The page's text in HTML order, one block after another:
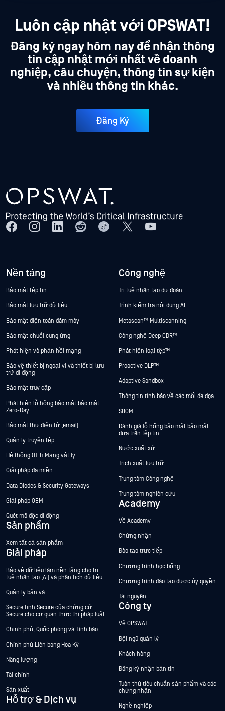
Luôn cập nhật với OPSWAT!
Đăng ký ngay hôm nay để nhận thông
tin cập nhật mới nhất về doanh
nghiệp, câu chuyện, thông tin sự kiện
và nhiều thông tin khác.
Đăng Ký
Nền tảng
Bảo mật tệp tin
Bảo mật lưu trữ dữ liệu
Bảo mật điện toán đám mây
Bảo mật chuỗi cung ứng
Phát hiện và phản hồi mạng
Bảo vệ thiết bị ngoại vi và thiết bị lưu
trữ di động
Bảo mật truy cập
Phát hiện lỗ hổng bảo mật bảo mật
Zero-Day
Bảo mật thư điện tử (email)
Quản lý truyền tệp
Hệ thống OT & Mạng vật lý
Giải pháp đa miền
Data Diodes & Security Gateways
Giải pháp OEM
Quét mã độc di động
Sản phẩm
Xem tất cả sản phẩm
Giải pháp
Bảo vệ dữ liệu làm nền tảng cho trí
tuệ nhân tạo (AI) và phân tích dữ liệu
Quản lý bản vá
Secure tính Secure của chứng cứ
Secure cho cơ quan thực thi pháp luật
Chính phủ, Quốc phòng và Tình báo
Chính phủ Liên bang Hoa Kỳ
Năng lượng
Tài chính
Sản xuất
Hỗ trợ & Dịch vụ
Công nghệ
Trí tuệ nhân tạo dự đoán
Trình kiểm tra nội dung AI
Metascan™ Multiscanning
Công nghệ Deep CDR™
Phát hiện loại tệp™
Proactive DLP™
Adaptive Sandbox
Thông tin tình báo về các mối đe dọa
SBOM
Đánh giá lỗ hổng bảo mật bảo mật
dựa trên tệp tin
Nước xuất xứ
Trích xuất lưu trữ
Trung tâm Công nghệ
Trung tâm nghiên cứu
Academy
Về Academy
Chứng nhận
Đào tạo trực tiếp
Chương trình học bổng
Chương trình đào tạo được ủy quyền
Tài nguyên
Công ty
Về OPSWAT
Đội ngũ quản lý
Khách hàng
Đăng ký nhận bản tin
Tuân thủ tiêu chuẩn sản phẩm và các
chứng nhận
Nghề nghiệp